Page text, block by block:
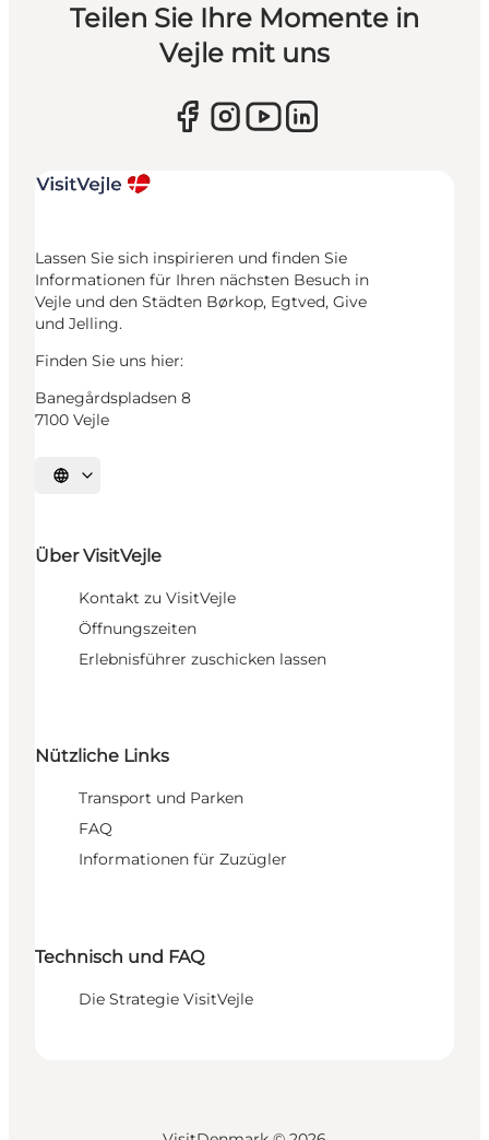
Teilen Sie Ihre Momente in
Vejle mit uns
Lassen Sie sich inspirieren und finden Sie
Informationen für Ihren nächsten Besuch in
Vejle und den Städten Børkop, Egtved, Give
und Jelling.
Finden Sie uns hier:
Banegårdspladsen 8
7100 Vejle
Sprache auswählen
Über VisitVejle
Kontakt zu VisitVejle
Öffnungszeiten
Erlebnisführer zuschicken lassen
Nützliche Links
Transport und Parken
FAQ
Informationen für Zuzügler
Technisch und FAQ
Die Strategie VisitVejle